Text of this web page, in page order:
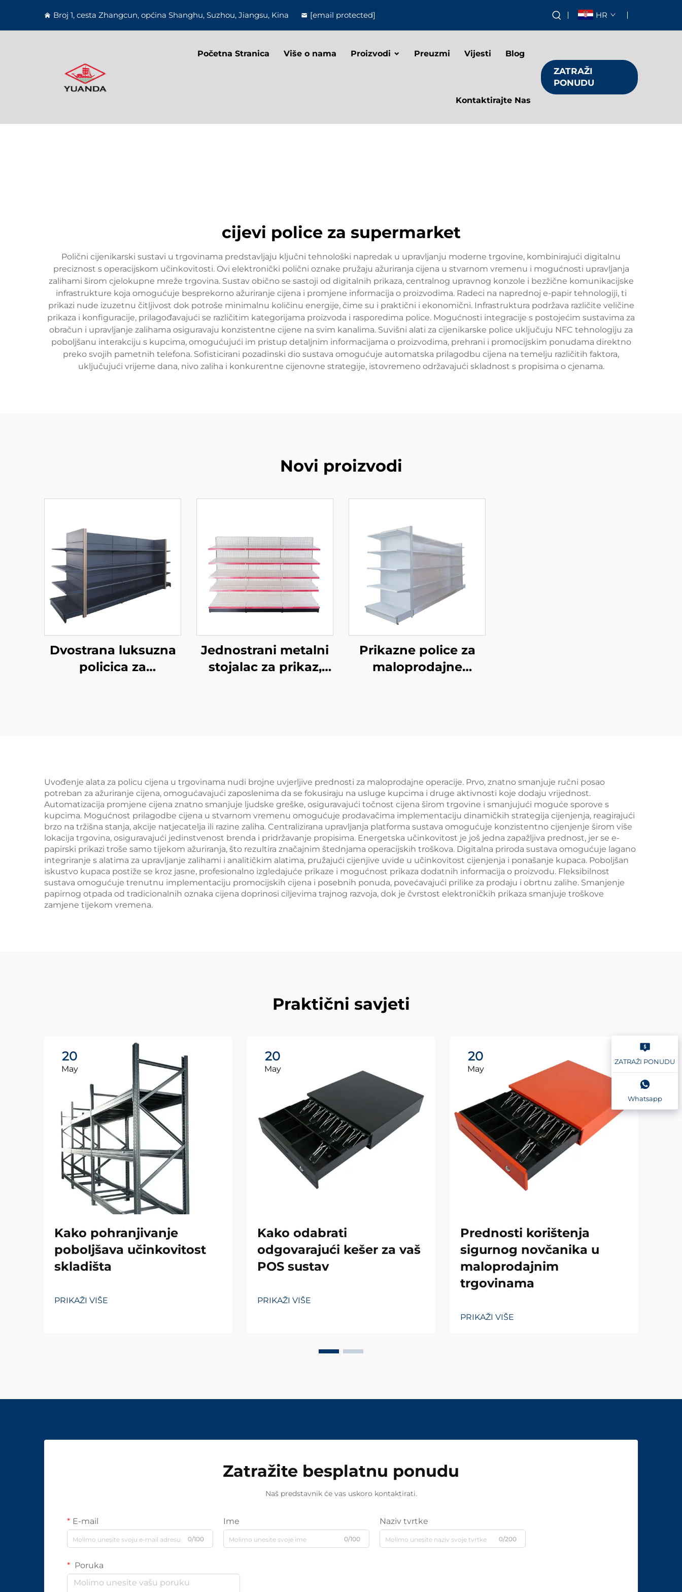
Broj 1, cesta Zhangcun, općina Shanghu, Suzhou, Jiangsu, Kina [email protected] HR
Početna Stranica Više o nama Proizvodi Preuzmi Vijesti Blog
Kontaktirajte Nas
ZATRAŽI
PONUDU
cijevi police za supermarket
Polični cijenikarski sustavi u trgovinama predstavljaju ključni tehnološki napredak u upravljanju moderne trgovine, kombinirajući digitalnu
preciznost s operacijskom učinkovitosti. Ovi elektronički polični oznake pružaju ažuriranja cijena u stvarnom vremenu i mogućnosti upravljanja
zalihami širom cjelokupne mreže trgovina. Sustav obično se sastoji od digitalnih prikaza, centralnog upravnog konzole i bezžične komunikacijske
infrastrukture koja omogućuje besprekorno ažuriranje cijena i promjene informacija o proizvodima. Radeci na naprednoj e-papir tehnologiji, ti
prikazi nude izuzetnu čitljivost dok potroše minimalnu količinu energije, čime su i praktični i ekonomični. Infrastruktura podržava različite veličine
prikaza i konfiguracije, prilagođavajući se različitim kategorijama proizvoda i rasporedima police. Mogućnosti integracije s postojećim sustavima za
obračun i upravljanje zalihama osiguravaju konzistentne cijene na svim kanalima. Suvišni alati za cijenikarske police uključuju NFC tehnologiju za
poboljšanu interakciju s kupcima, omogućujući im pristup detaljnim informacijama o proizvodima, prehrani i promocijskim ponudama direktno
preko svojih pametnih telefona. Sofisticirani pozadinski dio sustava omogućuje automatska prilagodbu cijena na temelju različitih faktora,
uključujući vrijeme dana, nivo zaliha i konkurentne cijenovne strategije, istovremeno održavajući skladnost s propisima o cjenama.
Novi proizvodi
Dvostrana luksuzna
policica za
Jednostrani metalni
stojalac za prikaz,
Prikazne police za
maloprodajne
Uvođenje alata za policu cijena u trgovinama nudi brojne uvjerljive prednosti za maloprodajne operacije. Prvo, znatno smanjuje ručni posao
potreban za ažuriranje cijena, omogućavajući zaposlenima da se fokusiraju na usluge kupcima i druge aktivnosti koje dodaju vrijednost.
Automatizacija promjene cijena znatno smanjuje ljudske greške, osiguravajući točnost cijena širom trgovine i smanjujući moguće sporove s
kupcima. Mogućnost prilagodbe cijena u stvarnom vremenu omogućuje prodavačima implementaciju dinamičkih strategija cijenjenja, reagirajući
brzo na tržišna stanja, akcije natjecatelja ili razine zaliha. Centralizirana upravljanja platforma sustava omogućuje konzistentno cijenjenje širom više
lokacija trgovina, osiguravajući jedinstvenost brenda i pridržavanje propisima. Energetska učinkovitost je još jedna zapažljiva prednost, jer se e-
papirski prikazi troše samo tijekom ažuriranja, što rezultira značajnim štednjama operacijskih troškova. Digitalna priroda sustava omogućuje lagano
integriranje s alatima za upravljanje zalihami i analitičkim alatima, pružajući cijenjive uvide u učinkovitost cijenjenja i ponašanje kupaca. Poboljšan
iskustvo kupaca postiže se kroz jasne, profesionalno izgledajuće prikaze i mogućnost prikaza dodatnih informacija o proizvodu. Fleksibilnost
sustava omogućuje trenutnu implementaciju promocijskih cijena i posebnih ponuda, povećavajući prilike za prodaju i obrtnu zalihe. Smanjenje
papirnog otpada od tradicionalnih oznaka cijena doprinosi ciljevima trajnog razvoja, dok je čvrstost elektroničkih prikaza smanjuje troškove
zamjene tijekom vremena.
Praktični savjeti
20
May
Kako pohranjivanje
poboljšava učinkovitost
skladišta
PRIKAŽI VIŠE
20
May
Kako odabrati
odgovarajući kešer za vaš
POS sustav
PRIKAŽI VIŠE
20
May
Prednosti korištenja
sigurnog novčanika u
maloprodajnim
trgovinama
PRIKAŽI VIŠE
Zatražite besplatnu ponudu
Naš predstavnik će vas uskoro kontaktirati.
E-mail
0/100
Ime
0/100
Naziv tvrtke
0/200
Poruka
ZATRAŽI PONUDU
Whatsapp